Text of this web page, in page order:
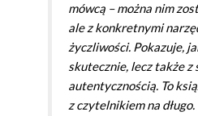
mówcą – można nim
ale z konkretnymi
życzliwości. Pokazuje,
skutecznie, lecz także z
autentycznością. To
z czytelnikiem na długo.